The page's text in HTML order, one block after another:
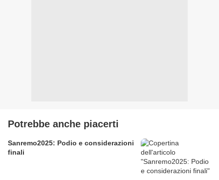
Potrebbe anche piacerti
Sanremo2025: Podio e considerazioni
finali